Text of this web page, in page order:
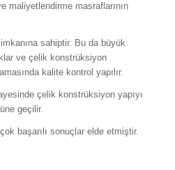
maliyetlendirme masraflarının
sahiptir. Bu da büyük
ve çelik konstrüksiyon
kalite kontrol yapılır.
çelik konstrüksiyon yapıyı
geçilir.
başarılı sonuçlar elde etmiştir.